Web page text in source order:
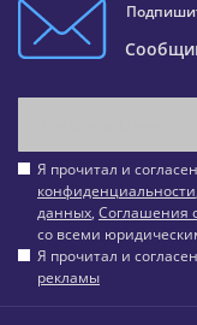
Я прочитал и
конфиденциальности
данных, Соглашения
со всеми
Я прочитал и
рекламы